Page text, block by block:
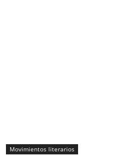
Movimientos literarios